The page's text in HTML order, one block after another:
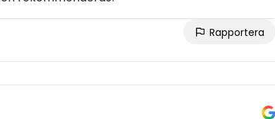
Rapportera